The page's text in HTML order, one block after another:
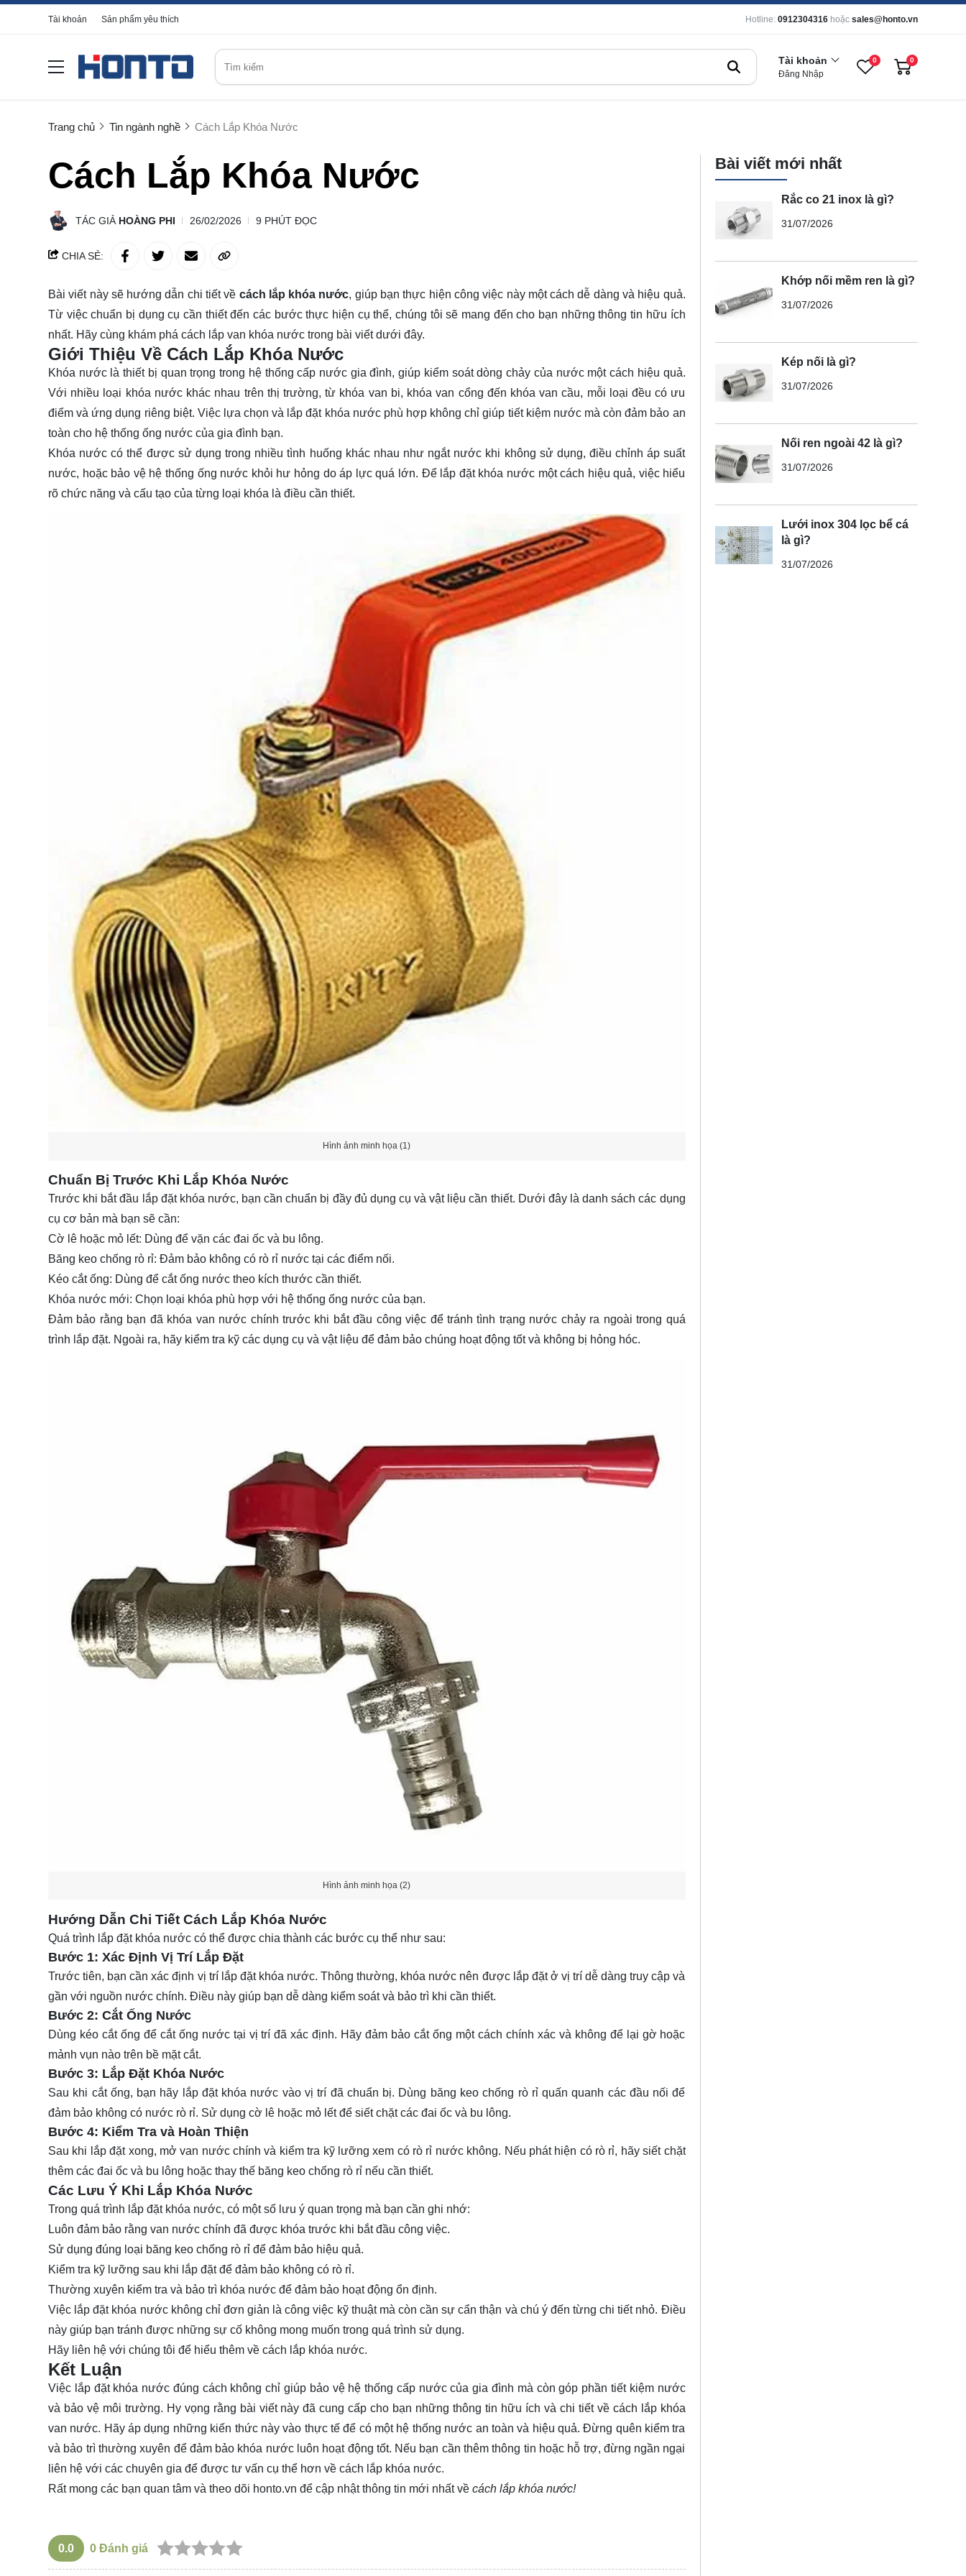
Tài khoản Sản phẩm yêu thích Hotline: 0912304316 hoặc sales@honto.vn
Tài khoản
Đăng Nhập
0 0
Trang chủ Tin ngành nghề Cách Lắp Khóa Nước
Cách Lắp Khóa Nước
TÁC GIẢ HOÀNG PHI 26/02/2026 9 PHÚT ĐỌC
CHIA SẺ:
Bài viết này sẽ hướng dẫn chi tiết về cách lắp khóa nước, giúp bạn thực hiện công việc này một cách dễ dàng và hiệu quả.
Từ việc chuẩn bị dụng cụ cần thiết đến các bước thực hiện cụ thể, chúng tôi sẽ mang đến cho bạn những thông tin hữu ích
nhất. Hãy cùng khám phá cách lắp van khóa nước trong bài viết dưới đây.
Giới Thiệu Về Cách Lắp Khóa Nước
Khóa nước là thiết bị quan trọng trong hệ thống cấp nước gia đình, giúp kiểm soát dòng chảy của nước một cách hiệu quả.
Với nhiều loại khóa nước khác nhau trên thị trường, từ khóa van bi, khóa van cổng đến khóa van cầu, mỗi loại đều có ưu
điểm và ứng dụng riêng biệt. Việc lựa chọn và lắp đặt khóa nước phù hợp không chỉ giúp tiết kiệm nước mà còn đảm bảo an
toàn cho hệ thống ống nước của gia đình bạn.
Khóa nước có thể được sử dụng trong nhiều tình huống khác nhau như ngắt nước khi không sử dụng, điều chỉnh áp suất
nước, hoặc bảo vệ hệ thống ống nước khỏi hư hỏng do áp lực quá lớn. Để lắp đặt khóa nước một cách hiệu quả, việc hiểu
rõ chức năng và cấu tạo của từng loại khóa là điều cần thiết.
Hình ảnh minh họa (1)
Chuẩn Bị Trước Khi Lắp Khóa Nước
Trước khi bắt đầu lắp đặt khóa nước, bạn cần chuẩn bị đầy đủ dụng cụ và vật liệu cần thiết. Dưới đây là danh sách các dụng
cụ cơ bản mà bạn sẽ cần:
Cờ lê hoặc mỏ lết: Dùng để vặn các đai ốc và bu lông.
Băng keo chống rò rỉ: Đảm bảo không có rò rỉ nước tại các điểm nối.
Kéo cắt ống: Dùng để cắt ống nước theo kích thước cần thiết.
Khóa nước mới: Chọn loại khóa phù hợp với hệ thống ống nước của bạn.
Đảm bảo rằng bạn đã khóa van nước chính trước khi bắt đầu công việc để tránh tình trạng nước chảy ra ngoài trong quá
trình lắp đặt. Ngoài ra, hãy kiểm tra kỹ các dụng cụ và vật liệu để đảm bảo chúng hoạt động tốt và không bị hỏng hóc.
Hình ảnh minh họa (2)
Hướng Dẫn Chi Tiết Cách Lắp Khóa Nước
Quá trình lắp đặt khóa nước có thể được chia thành các bước cụ thể như sau:
Bước 1: Xác Định Vị Trí Lắp Đặt
Trước tiên, bạn cần xác định vị trí lắp đặt khóa nước. Thông thường, khóa nước nên được lắp đặt ở vị trí dễ dàng truy cập và
gần với nguồn nước chính. Điều này giúp bạn dễ dàng kiểm soát và bảo trì khi cần thiết.
Bước 2: Cắt Ống Nước
Dùng kéo cắt ống để cắt ống nước tại vị trí đã xác định. Hãy đảm bảo cắt ống một cách chính xác và không để lại gờ hoặc
mảnh vụn nào trên bề mặt cắt.
Bước 3: Lắp Đặt Khóa Nước
Sau khi cắt ống, bạn hãy lắp đặt khóa nước vào vị trí đã chuẩn bị. Dùng băng keo chống rò rỉ quấn quanh các đầu nối để
đảm bảo không có nước rò rỉ. Sử dụng cờ lê hoặc mỏ lết để siết chặt các đai ốc và bu lông.
Bước 4: Kiểm Tra và Hoàn Thiện
Sau khi lắp đặt xong, mở van nước chính và kiểm tra kỹ lưỡng xem có rò rỉ nước không. Nếu phát hiện có rò rỉ, hãy siết chặt
thêm các đai ốc và bu lông hoặc thay thế băng keo chống rò rỉ nếu cần thiết.
Các Lưu Ý Khi Lắp Khóa Nước
Trong quá trình lắp đặt khóa nước, có một số lưu ý quan trọng mà bạn cần ghi nhớ:
Luôn đảm bảo rằng van nước chính đã được khóa trước khi bắt đầu công việc.
Sử dụng đúng loại băng keo chống rò rỉ để đảm bảo hiệu quả.
Kiểm tra kỹ lưỡng sau khi lắp đặt để đảm bảo không có rò rỉ.
Thường xuyên kiểm tra và bảo trì khóa nước để đảm bảo hoạt động ổn định.
Việc lắp đặt khóa nước không chỉ đơn giản là công việc kỹ thuật mà còn cần sự cẩn thận và chú ý đến từng chi tiết nhỏ. Điều
này giúp bạn tránh được những sự cố không mong muốn trong quá trình sử dụng.
Hãy liên hệ với chúng tôi để hiểu thêm về cách lắp khóa nước.
Kết Luận
Việc lắp đặt khóa nước đúng cách không chỉ giúp bảo vệ hệ thống cấp nước của gia đình mà còn góp phần tiết kiệm nước
và bảo vệ môi trường. Hy vọng rằng bài viết này đã cung cấp cho bạn những thông tin hữu ích và chi tiết về cách lắp khóa
van nước. Hãy áp dụng những kiến thức này vào thực tế để có một hệ thống nước an toàn và hiệu quả. Đừng quên kiểm tra
và bảo trì thường xuyên để đảm bảo khóa nước luôn hoạt động tốt. Nếu bạn cần thêm thông tin hoặc hỗ trợ, đừng ngần ngại
liên hệ với các chuyên gia để được tư vấn cụ thể hơn về cách lắp khóa nước.
Rất mong các bạn quan tâm và theo dõi honto.vn để cập nhật thông tin mới nhất về cách lắp khóa nước!
0.0 0 Đánh giá
Bài viết mới nhất
Rắc co 21 inox là gì?
31/07/2026
Khớp nối mềm ren là gì?
31/07/2026
Kép nối là gì?
31/07/2026
Nối ren ngoài 42 là gì?
31/07/2026
Lưới inox 304 lọc bể cá
là gì?
31/07/2026